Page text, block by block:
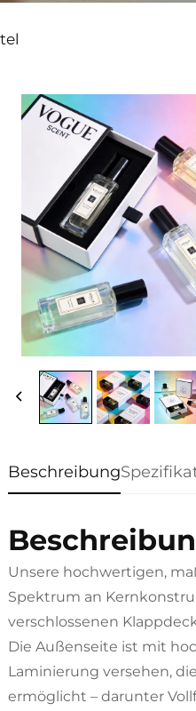
Beschreibung
Unsere hochwertigen,
Spektrum an
verschlossenen
Die Außenseite ist mit
Laminierung versehen,
ermöglicht – darunter